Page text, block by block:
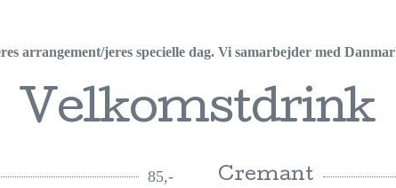
arrangement/jeres specielle dag. Vi samarbejder med
Velkomstdrink
85,- Cremant